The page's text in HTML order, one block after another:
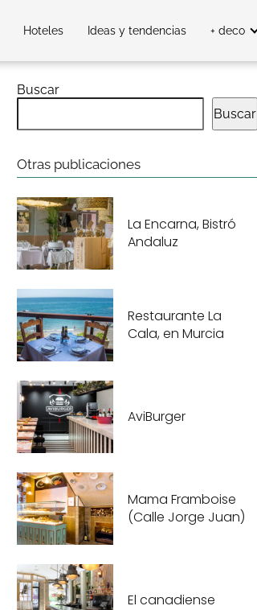
Hoteles Ideas y tendencias + deco
Buscar
Buscar
Otras publicaciones
La Encarna, Bistró
Andaluz
Restaurante La
Cala, en Murcia
AviBurger
Mama Framboise
(Calle Jorge Juan)
El canadiense